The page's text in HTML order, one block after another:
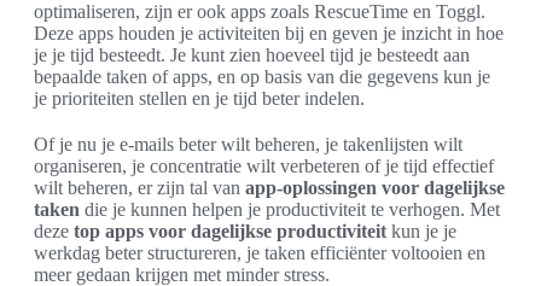
optimaliseren, zijn er ook apps zoals RescueTime en Toggl.
Deze apps houden je activiteiten bij en geven je inzicht in hoe
je je tijd besteedt. Je kunt zien hoeveel tijd je besteedt aan
bepaalde taken of apps, en op basis van die gegevens kun je
je prioriteiten stellen en je tijd beter indelen.
Of je nu je e-mails beter wilt beheren, je takenlijsten wilt
organiseren, je concentratie wilt verbeteren of je tijd effectief
wilt beheren, er zijn tal van app-oplossingen voor dagelijkse
taken die je kunnen helpen je productiviteit te verhogen. Met
deze top apps voor dagelijkse productiviteit kun je je
werkdag beter structureren, je taken efficiënter voltooien en
meer gedaan krijgen met minder stress.